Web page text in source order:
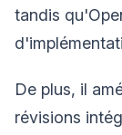
tandis
De plus, il
révisions